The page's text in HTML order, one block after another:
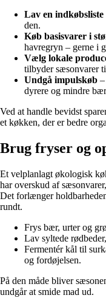
Lav en indkøbsliste
den.
Køb basisvarer i
havregryn – gerne i
Vælg lokale
tilbyder sæsonvarer
Undgå impulskøb
dyrere og mindre
Ved at handle bevidst
et køkken, der er bedre
Brug fryser og
Et velplanlagt økologisk
har overskud af
Det forlænger
rundt.
Frys bær, urter og
Lav syltede
Fermentér kål til
og fordøjelsen.
På den måde bliver
undgår at smide mad ud.